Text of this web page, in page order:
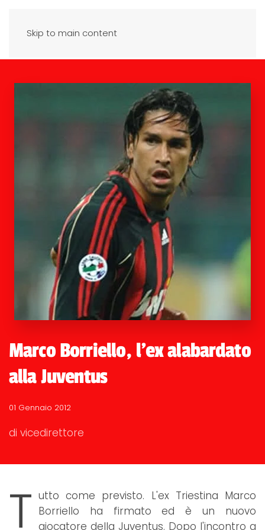
Skip to main content
Marco Borriello, l'ex alabardato
alla Juventus
01 Gennaio 2012
di vicedirettore
T utto come previsto. L'ex Triestina Marco
Borriello ha firmato ed è un nuovo
giocatore della Juventus. Dopo l'incontro a